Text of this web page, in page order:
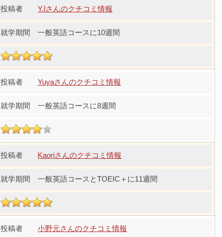
Y.Iさんのクチコミ情報
一般英語コースに10週間
Yuyaさんのクチコミ情報
一般英語コースに8週間
Kaoriさんのクチコミ情報
一般英語コースとTOEIC＋に11週間
小野元さんのクチコミ情報